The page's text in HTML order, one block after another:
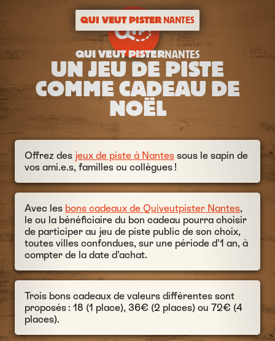
QUI VEUT PISTERNANTES
QUI VEUT PISTERNANTES
UN JEU DE PISTE
COMME CADEAU DE
NOËL
Offrez des jeux de piste à Nantes sous le sapin de
vos ami.e.s, familles ou collègues !
Avec les bons cadeaux de Quiveutpister Nantes,
le ou la bénéficiaire du bon cadeau pourra choisir
de participer au jeu de piste public de son choix,
toutes villes confondues, sur une période d’1 an, à
compter de la date d’achat.
Trois bons cadeaux de valeurs différentes sont
proposés : 18 (1 place), 36€ (2 places) ou 72€ (4
places).